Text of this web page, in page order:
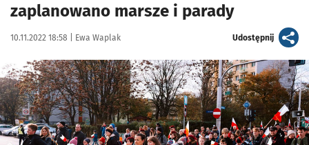
zaplanowano marsze i parady
Data publikacji:
10.11.2022 18:58 | Autor:
Ewa Waplak Udostępnijartykuł
Kliknij, aby powiększyć